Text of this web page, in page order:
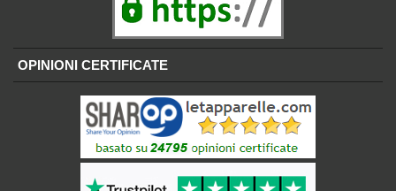
OPINIONI CERTIFICATE